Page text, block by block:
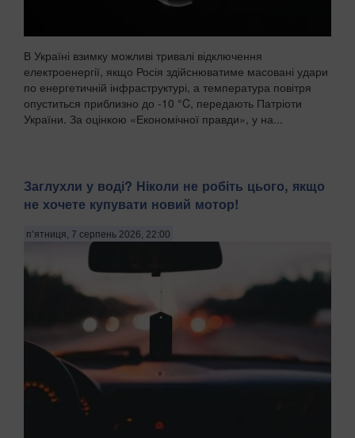
В Україні взимку можливі тривалі відключення
електроенергії, якщо Росія здійснюватиме масовані удари
по енергетичній інфраструктурі, а температура повітря
опуститься приблизно до -10 °C, передають Патріоти
України. За оцінкою «Економічної правди», у на...
Заглухли у воді? Ніколи не робіть цього, якщо
не хочете купувати новий мотор!
п’ятниця, 7 серпень 2026, 22:00